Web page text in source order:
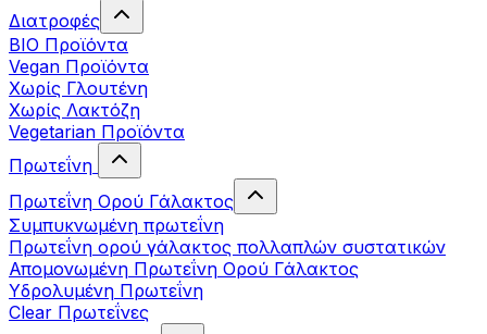
Διατροφές
BIO Προϊόντα
Vegan Προϊόντα
Χωρίς Γλουτένη
Χωρίς Λακτόζη
Vegetarian Προϊόντα
Πρωτεΐνη
Πρωτεΐνη Ορού Γάλακτος
Συμπυκνωμένη πρωτεΐνη
Πρωτεΐνη ορού γάλακτος πολλαπλών συστατικών
Απομονωμένη Πρωτεΐνη Ορού Γάλακτος
Υδρολυμένη Πρωτεΐνη
Clear Πρωτεΐνες